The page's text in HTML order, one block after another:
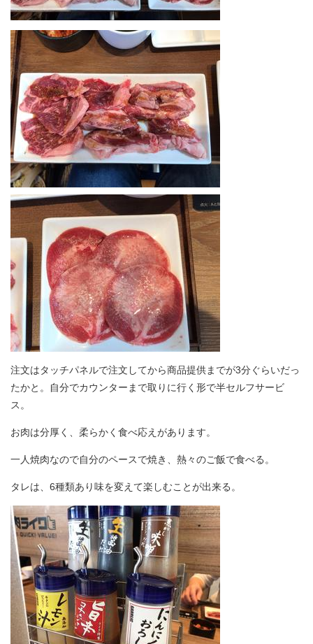
注文はタッチパネルで注文してから商品提供までが3分ぐらいだっ
たかと。自分でカウンターまで取りに行く形で半セルフサービ
ス。
お肉は分厚く、柔らかく食べ応えがあります。
一人焼肉なので自分のペースで焼き、熱々のご飯で食べる。
タレは、6種類あり味を変えて楽しむことが出来る。